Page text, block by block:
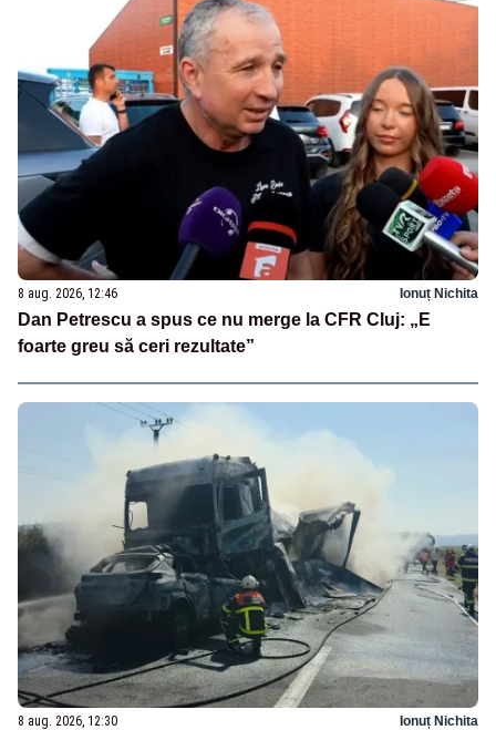
8 aug. 2026, 12:46 Ionuț Nichita
Dan Petrescu a spus ce nu merge la CFR Cluj: „E
foarte greu să ceri rezultate”
8 aug. 2026, 12:30 Ionuț Nichita